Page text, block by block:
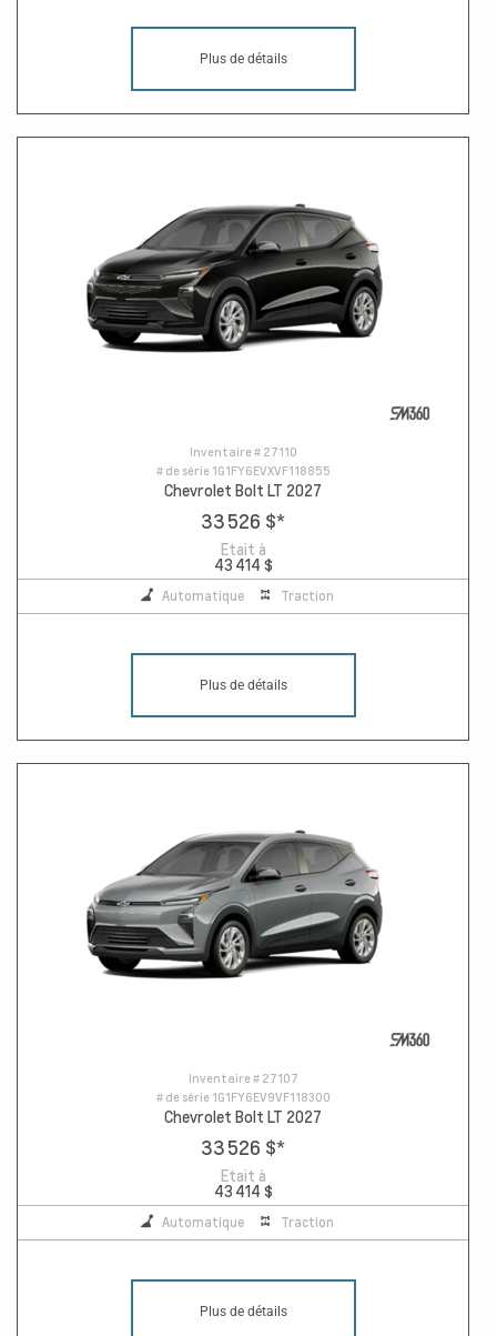
Plus de détails
Inventaire # 27110
# de série 1G1FY6EVXVF118855
Chevrolet Bolt LT 2027
33 526 $*
Etait à
43 414 $
Automatique Traction
Plus de détails
Inventaire # 27107
# de série 1G1FY6EV9VF118300
Chevrolet Bolt LT 2027
33 526 $*
Etait à
43 414 $
Automatique Traction
Plus de détails